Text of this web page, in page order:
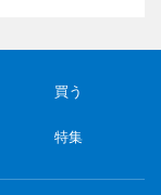
買う
特集